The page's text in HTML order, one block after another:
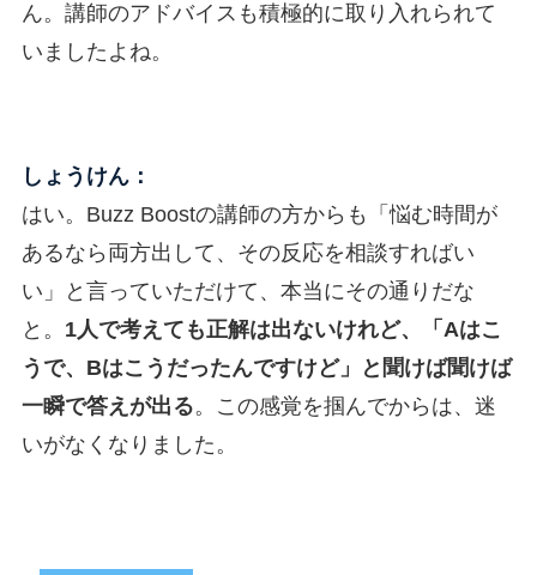
ん。講師のアドバイスも積極的に取り入れられて
いましたよね。
しょうけん：
はい。Buzz Boostの講師の方からも「悩む時間が
あるなら両方出して、その反応を相談すればい
い」と言っていただけて、本当にその通りだな
と。 1人で考えても正解は出ないけれど、「Aはこ
うで、Bはこうだったんですけど」と聞けば聞けば
一瞬で答えが出る。この感覚を掴んでからは、迷
いがなくなりました。